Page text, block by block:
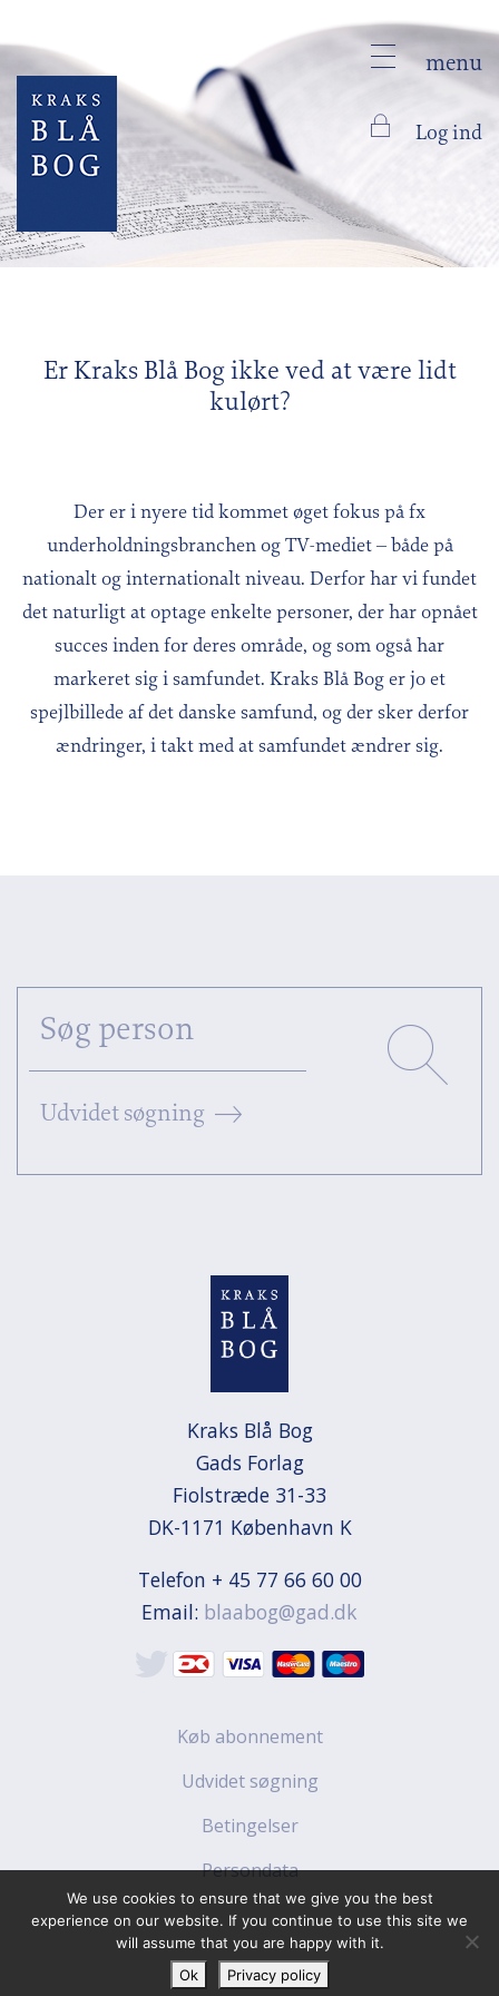
menu
Log ind
Er Kraks Blå Bog ikke ved at være lidt
kulørt?
Der er i nyere tid kommet øget fokus på fx
underholdningsbranchen og TV-mediet – både på
nationalt og internationalt niveau. Derfor har vi fundet
det naturligt at optage enkelte personer, der har opnået
succes inden for deres område, og som også har
markeret sig i samfundet. Kraks Blå Bog er jo et
spejlbillede af det danske samfund, og der sker derfor
ændringer, i takt med at samfundet ændrer sig.
Udvidet søgning
Kraks Blå Bog
Gads Forlag
Fiolstræde 31-33
DK-1171 København K
Telefon + 45 77 66 60 00
Email: blaabog@gad.dk
Køb abonnement
Udvidet søgning
Betingelser
Persondata
We use cookies to ensure that we give you the best
experience on our website. If you continue to use this site we
will assume that you are happy with it.
Ok
Privacy policy